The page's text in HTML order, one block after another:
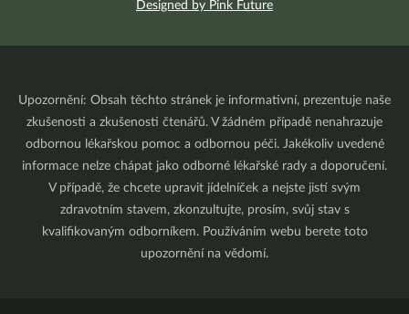
Designed by Pink Future
Upozornění: Obsah těchto stránek je informativní, prezentuje naše
zkušenosti a zkušenosti čtenářů. V žádném případě nenahrazuje
odbornou lékařskou pomoc a odbornou péči. Jakékoliv uvedené
informace nelze chápat jako odborné lékařské rady a doporučení.
V případě, že chcete upravit jídelníček a nejste jistí svým
zdravotním stavem, zkonzultujte, prosím, svůj stav s
kvalifikovaným odborníkem. Používáním webu berete toto
upozornění na vědomí.